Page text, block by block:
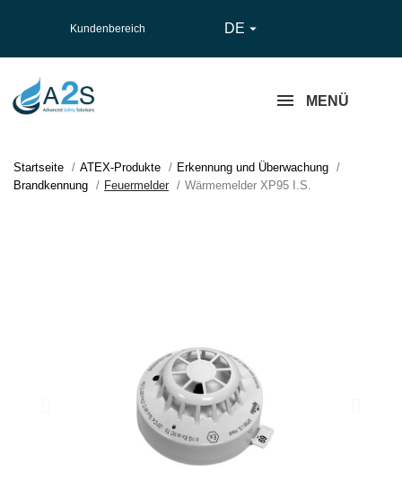
Kundenbereich DE 
MENÜ
Startseite ATEX-Produkte
Erkennung und Überwachung
Brandkennung
Feuermelder Wärmemelder XP95 I.S.